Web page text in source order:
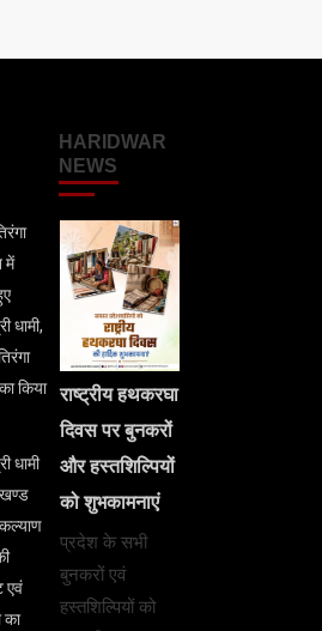
में
धामी,
किया
धामी
कल्याण
एवं
का
HARIDWAR
NEWS
राष्ट्रीय हथकरघा
दिवस पर बुनकरों
और हस्तशिल्पियों
को शुभकामनाएं
प्रदेश के सभी
बुनकरों एवं
हस्तशिल्पियों को